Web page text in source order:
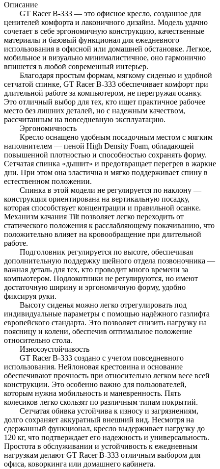
Описание
GT Racer B-333 — это офисное кресло, созданное для
ценителей комфорта и лаконичного дизайна. Модель удачно
сочетает в себе эргономичную конструкцию, качественные
материалы и базовый функционал для ежедневного
использования в офисной или домашней обстановке. Легкое,
мобильное и визуально минималистичное, оно гармонично
впишется в любой современный интерьер.
Благодаря простым формам, мягкому сиденью и удобной
сетчатой спинке, GT Racer B-333 обеспечивает комфорт при
длительной работе за компьютером, не перегружая осанку.
Это отличный выбор для тех, кто ищет практичное рабочее
место без лишних деталей, но с надежным качеством,
рассчитанным на повседневную эксплуатацию.
Эргономичность
Кресло оснащено удобным посадочным местом с мягким
наполнителем — пеной High Density Foam, обладающей
повышенной плотностью и способностью сохранять форму.
Сетчатая спинка «дышит» и предотвращает перегрев в жаркие
дни. При этом она эластична и мягко поддерживает спину в
естественном положении.
Спинка в этой модели не регулируется по наклону —
конструкция ориентирована на вертикальную посадку,
которая способствует концентрации и правильной осанке.
Механизм качания Tilt позволяет легко переходить от
статического положения к расслабляющему покачиванию, что
положительно влияет на кровообращение при длительной
работе.
Подголовник регулируется по высоте, обеспечивая
дополнительную поддержку шейного отдела позвоночника —
важная деталь для тех, кто проводит много времени за
компьютером. Подлокотники не регулируются, но имеют
достаточную ширину и эргономичную форму, удобно
фиксируя руки.
Высоту сиденья можно легко отрегулировать под
индивидуальные параметры с помощью надёжного газлифта
европейского стандарта. Это позволяет снизить нагрузку на
поясницу и колени, обеспечив оптимальное положение
относительно стола.
Износоустойчивость
GT Racer B-333 создано с учетом повседневного
использования. Нейлоновая крестовина и основание
обеспечивают прочность при относительно легком весе всей
конструкции. Это особенно важно для пользователей,
которым нужна мобильность и маневренность. Пять
колесиков легко скользят по различным типам покрытий.
Сетчатая обивка устойчива к износу и загрязнениям,
долго сохраняет аккуратный внешний вид. Несмотря на
сдержанный функционал, кресло выдерживает нагрузку до
120 кг, что подтверждает его надежность и универсальность.
Простота в обслуживании и устойчивость к ежедневным
нагрузкам делают GT Racer B-333 отличным выбором для
офиса, коворкинга или домашнего кабинета.